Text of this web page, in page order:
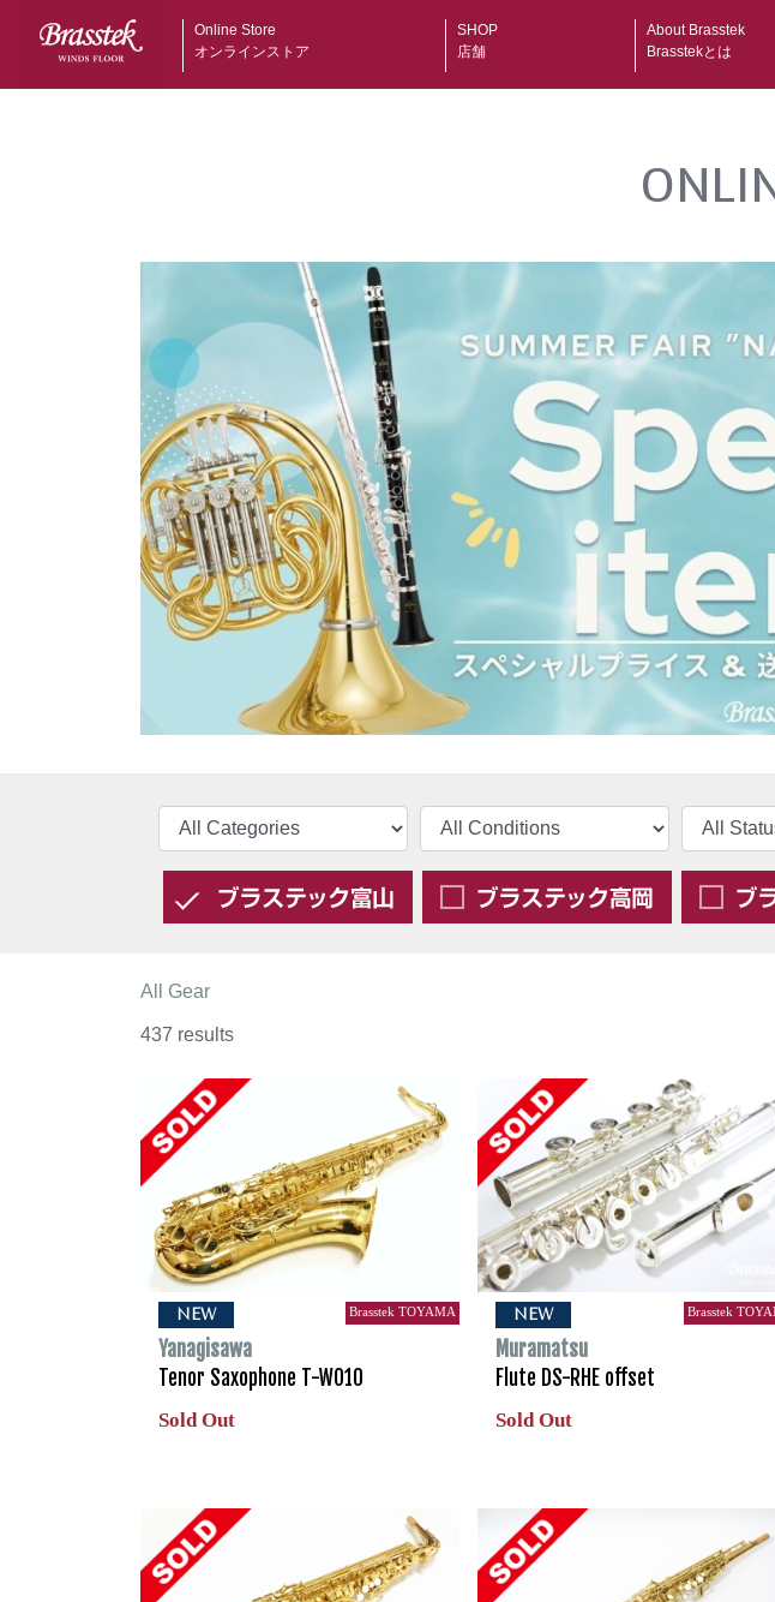
Online Store
オンラインストア
SHOP
店舗
About Brasstek
Brasstekとは
All Gear
437 results
NEW Brasstek TOYAMA
Yanagisawa
Tenor Saxophone T-WO10
Sold Out
NEW Brasstek
Muramatsu
Flute DS-RHE offset
Sold Out